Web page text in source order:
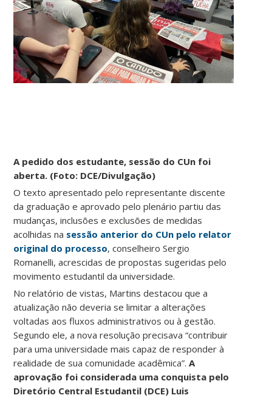
A pedido dos estudante, sessão do CUn foi
aberta. (Foto: DCE/Divulgação)
O texto apresentado pelo representante discente
da graduação e aprovado pelo plenário partiu das
mudanças, inclusões e exclusões de medidas
acolhidas na sessão anterior do CUn pelo relator
original do processo, conselheiro Sergio
Romanelli, acrescidas de propostas sugeridas pelo
movimento estudantil da universidade.
No relatório de vistas, Martins destacou que a
atualização não deveria se limitar a alterações
voltadas aos fluxos administrativos ou à gestão.
Segundo ele, a nova resolução precisava “contribuir
para uma universidade mais capaz de responder à
realidade de sua comunidade acadêmica”.A
aprovação foi considerada uma conquista pelo
Diretório Central Estudantil (DCE) Luis